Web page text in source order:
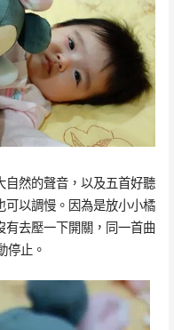
然的聲音，以及五首好聽
可以調慢。因為是放小小橘
去壓一下開關，同一首曲
停止。